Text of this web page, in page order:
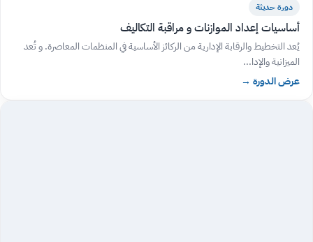
دورة حديثة
أساسيات إعداد الموازنات و مراقبة التكاليف
يُعد التخطيط والرقابة الإدارية من الركائز الأساسية في المنظمات المعاصرة. و تُعد
الميزانية والإدا...
عرض الدورة →